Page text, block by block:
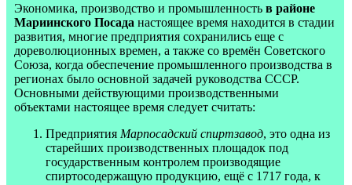
Экономика, производство и промышленность в районе
Мариинского Посада настоящее время находится в стадии
развития, многие предприятия сохранились еще с
дореволюционных времен, а также со времён Советского
Союза, когда обеспечение промышленного производства в
регионах было основной задачей руководства СССР.
Основными действующими производственными
объектами настоящее время следует считать:
Предприятия Марпосадский спиртзавод, это одна из
старейших производственных площадок под
государственным контролем производящие
спиртосодержащую продукцию, ещё с 1717 года, к